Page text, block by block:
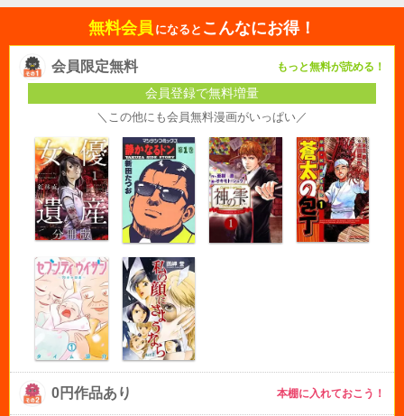
無料会員 になると こんなにお得！
会員限定無料 もっと無料が読める！
会員登録で無料増量
＼この他にも会員無料漫画がいっぱい／
0円作品あり 本棚に入れておこう！